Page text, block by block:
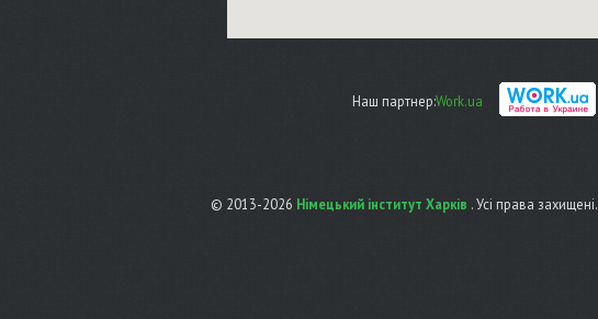
Наш партнер:Work.ua
© 2013-2026 Німецький інститут Харків . Усі права захищені.